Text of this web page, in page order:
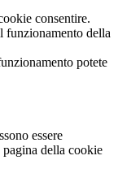
consentire.
funzionamento della
potete
essere
della cookie